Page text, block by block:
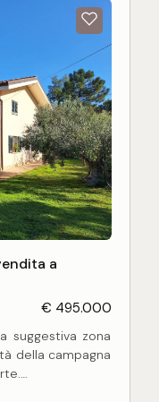
a
€ 495.000
suggestiva zona
della campagna